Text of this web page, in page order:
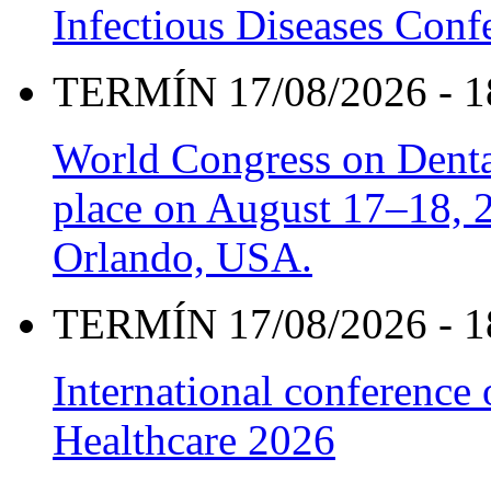
Infectious Diseases
TERMÍN 17/08/2026 -
World Congress on
place on August 17–18,
Orlando, USA.
TERMÍN 17/08/2026 -
International
Healthcare 2026